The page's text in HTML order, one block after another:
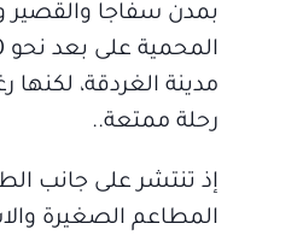
بمدن سفاجا
مدينة الغردقة،
رحلة ممتعة..
إذ تنتشر على جانب
المطاعم الصغيرة